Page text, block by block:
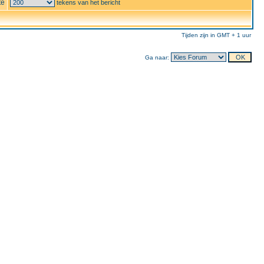
tekens van het bericht
Tijden zijn in GMT + 1 uur
Ga naar: